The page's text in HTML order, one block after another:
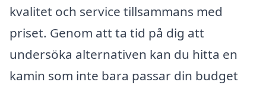
kvalitet och service tillsammans med
priset. Genom att ta tid på dig att
undersöka alternativen kan du hitta en
kamin som inte bara passar din budget